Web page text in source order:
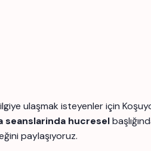
ulaşmak isteyenler için
seanslarinda hucresel
paylaşıyoruz.